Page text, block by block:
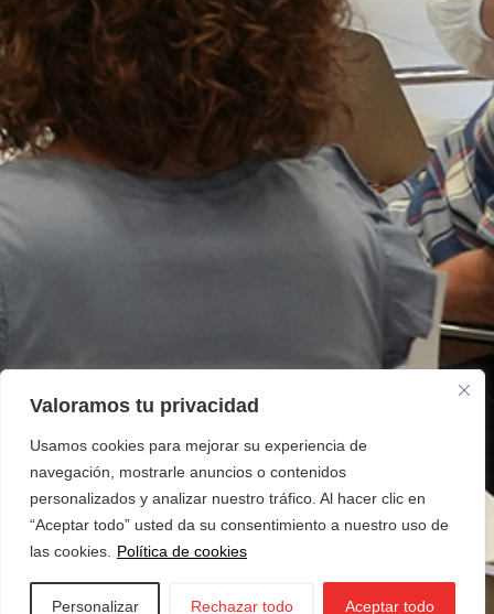
Valoramos tu privacidad
Usamos cookies para mejorar su experiencia de
navegación, mostrarle anuncios o contenidos
personalizados y analizar nuestro tráfico. Al hacer clic en
“Aceptar todo” usted da su consentimiento a nuestro uso de
las cookies.
Política de cookies
Personalizar Rechazar todo Aceptar todo